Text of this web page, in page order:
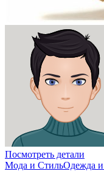
Посмотреть детали
Мода и СтильОдежда и